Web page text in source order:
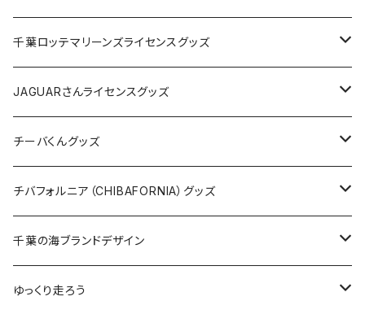
缶バッジ
ホテルキーホルダー
アクリルキーホルダー
ホテルキーホルダー
クリアファイル
Tシャツ
キャップ
トートバッグ
キャップ
バッグ
ステッカー
缶バッジ
キーホルダー
クリアファイル
Tシャツ
キャップ
バッグ
ステッカー
缶バッジ
キーホルダー
千葉ロッテマリーンズライセンスグッズ
ステッカー
ステッカー
ステッカー大
缶バッジ
缶バッジ32mm
缶バッジ54mm
エコバッグ
JAGUARさんコラボグッズ
Tシャツ
サコッシュ
JAGUARさんライセンスグッズ
Tシャツ
ステッカー
缶バッジ
クリアファイル
チーバくんグッズ
Tシャツ
キャップ
エコバッグ
チバフォルニア（CHIBAFORNIA）グッズ
Tシャツ
キャップ
千葉の海ブランドデザイン
Tシャツ
ゆっくり走ろう